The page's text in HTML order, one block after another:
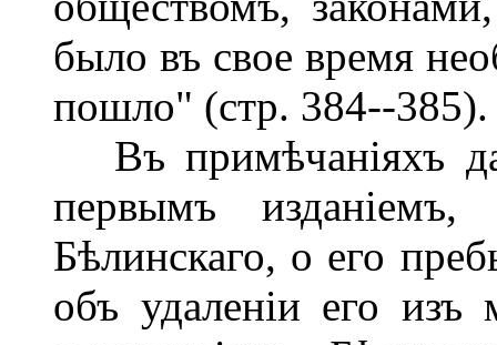
было въ свое время
пошло" (стр. 384--385).
Въ примѣчаніяхъ
первымъ
Бѣлинскаго, о его
объ удаленіи его изъ